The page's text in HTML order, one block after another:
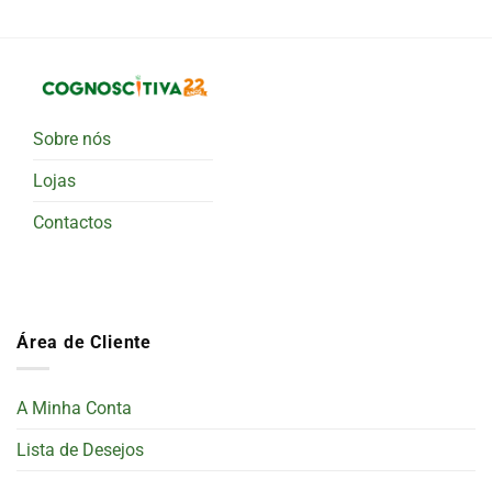
Sobre nós
Lojas
Contactos
Área de Cliente
A Minha Conta
Lista de Desejos